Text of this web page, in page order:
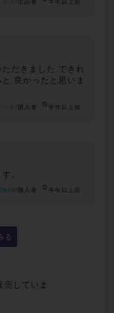
だきました できれ
良かったと思いま
ンキ/購入者 半年以上前
。
/購入者 半年以上前
る
していま